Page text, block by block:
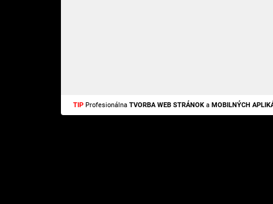
TIP Profesionálna TVORBA WEB STRÁNOK a MOBILNÝCH